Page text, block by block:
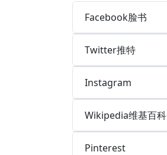
Facebook脸书
Twitter推特
Instagram
Wikipedia维基百科
Pinterest